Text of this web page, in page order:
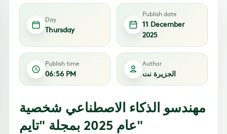
Day
Thursday
Publish date
11 December
2025
Publish time
06:56 PM
Author
الجزيرة نت
مهندسو الذكاء الاصطناعي شخصية
عام 2025 بمجلة "تايم"